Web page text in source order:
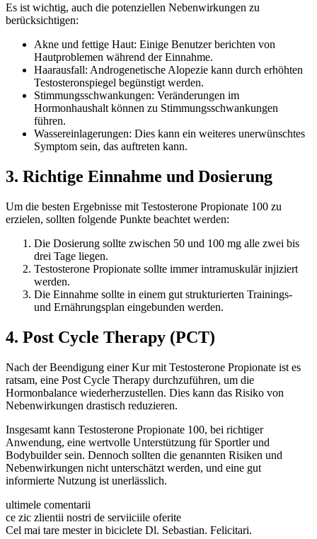
Es ist wichtig, auch die potenziellen Nebenwirkungen zu
berücksichtigen:
Akne und fettige Haut: Einige Benutzer berichten von
Hautproblemen während der Einnahme.
Haarausfall: Androgenetische Alopezie kann durch erhöhten
Testosteronspiegel begünstigt werden.
Stimmungsschwankungen: Veränderungen im
Hormonhaushalt können zu Stimmungsschwankungen
führen.
Wassereinlagerungen: Dies kann ein weiteres unerwünschtes
Symptom sein, das auftreten kann.
3. Richtige Einnahme und Dosierung
Um die besten Ergebnisse mit Testosterone Propionate 100 zu
erzielen, sollten folgende Punkte beachtet werden:
Die Dosierung sollte zwischen 50 und 100 mg alle zwei bis
drei Tage liegen.
Testosterone Propionate sollte immer intramuskulär injiziert
werden.
Die Einnahme sollte in einem gut strukturierten Trainings-
und Ernährungsplan eingebunden werden.
4. Post Cycle Therapy (PCT)
Nach der Beendigung einer Kur mit Testosterone Propionate ist es
ratsam, eine Post Cycle Therapy durchzuführen, um die
Hormonbalance wiederherzustellen. Dies kann das Risiko von
Nebenwirkungen drastisch reduzieren.
Insgesamt kann Testosterone Propionate 100, bei richtiger
Anwendung, eine wertvolle Unterstützung für Sportler und
Bodybuilder sein. Dennoch sollten die genannten Risiken und
Nebenwirkungen nicht unterschätzt werden, und eine gut
informierte Nutzung ist unerlässlich.
ultimele comentarii
ce zic zlientii nostri de serviiciile oferite
Cel mai tare mester in biciclete Dl. Sebastian. Felicitari.